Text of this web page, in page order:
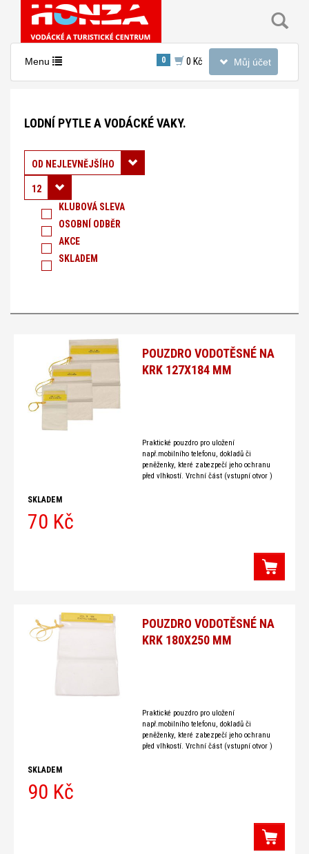
Toggle
navigation
Můj účet
Toggle
Menu 0 0 Kč
Lodní
pytle
vodácké
vaky.
LODNÍ PYTLE A VODÁCKÉ VAKY.
Řadit podle:
OD NEJLEVNĚJŠÍHO
12
KLUBOVÁ SLEVA
OSOBNÍ ODBĚR
AKCE
SKLADEM
POUZDRO VODOTĚSNÉ NA
KRK 127X184 MM
Praktické pouzdro pro uložení
např.mobilního telefonu, dokladů či
peněženky, které zabezpečí jeho ochranu
před vlhkostí. Vrchní část (vstupní otvor )
SKLADEM
70 Kč
POUZDRO VODOTĚSNÉ NA
KRK 180X250 MM
Praktické pouzdro pro uložení
např.mobilního telefonu, dokladů či
peněženky, které zabezpečí jeho ochranu
před vlhkostí. Vrchní část (vstupní otvor )
SKLADEM
90 Kč